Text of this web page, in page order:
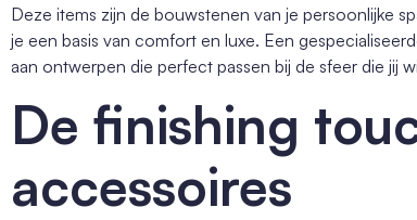
Deze items zijn de bouwstenen van je persoonlijke
je een basis van comfort en luxe. Een
aan ontwerpen die perfect passen bij de sfeer die jij
De finishing
accessoires